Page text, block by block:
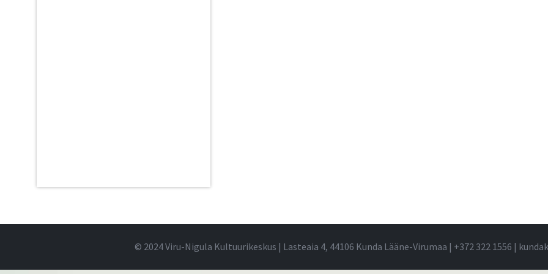
© 2024 Viru-Nigula Kultuurikeskus | Lasteaia 4, 44106 Kunda Lääne-Virumaa | +372 322 1556 |